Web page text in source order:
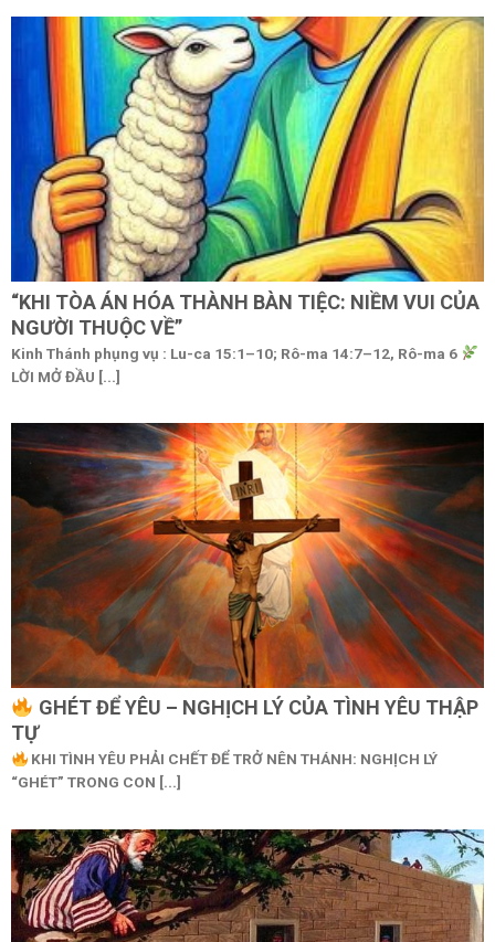
“KHI TÒA ÁN HÓA THÀNH BÀN TIỆC: NIỀM VUI CỦA
NGƯỜI THUỘC VỀ”
Kinh Thánh phụng vụ : Lu-ca 15:1–10; Rô-ma 14:7–12, Rô-ma 6
LỜI MỞ ĐẦU [...]
GHÉT ĐỂ YÊU – NGHỊCH LÝ CỦA TÌNH YÊU THẬP
TỰ
KHI TÌNH YÊU PHẢI CHẾT ĐỂ TRỞ NÊN THÁNH: NGHỊCH LÝ
“GHÉT” TRONG CON [...]